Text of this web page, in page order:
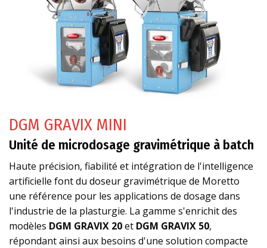
DGM GRAVIX MINI
Unité de microdosage gravimétrique à batch
Haute précision, fiabilité et intégration de l'intelligence
artificielle font du doseur gravimétrique de Moretto
une référence pour les applications de dosage dans
l'industrie de la plasturgie. La gamme s'enrichit des
modèles DGM GRAVIX 20et DGM GRAVIX 50,
répondant ainsi aux besoins d'une solution compacte